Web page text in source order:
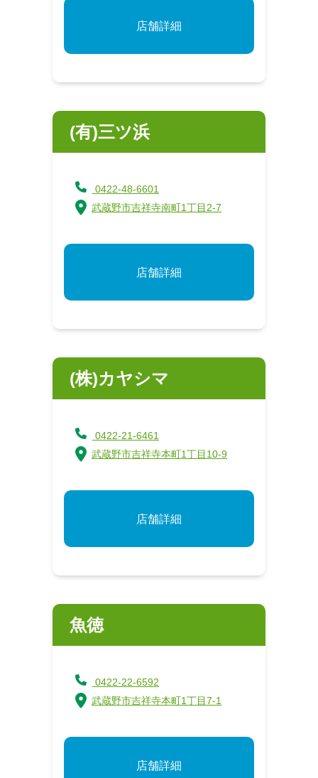
店舗詳細
(有)三ツ浜
0422-48-6601
武蔵野市吉祥寺南町1丁目2-7
店舗詳細
(株)カヤシマ
0422-21-6461
武蔵野市吉祥寺本町1丁目10-9
店舗詳細
魚徳
0422-22-6592
武蔵野市吉祥寺本町1丁目7-1
店舗詳細